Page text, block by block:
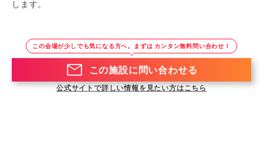
します。
この会場が少しでも気になる方へ。まずは カンタン無料問い合わせ！
この施設に問い合わせる
公式サイトで詳しい情報を見たい方はこちら